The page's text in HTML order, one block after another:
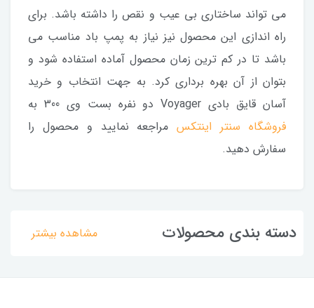
می تواند ساختاری بی عیب و نقص را داشته باشد. برای
راه اندازی این محصول نیز نیاز به پمپ باد مناسب می
باشد تا در کم ترین زمان محصول آماده استفاده شود و
بتوان از آن بهره برداری کرد. به جهت انتخاب و خرید
آسان قایق بادی Voyager دو نفره بست وی 300 به
فروشگاه سنتر اینتکسمراجعه نمایید و محصول را
سفارش دهید.
دسته بندی محصولات مشاهده بیشتر